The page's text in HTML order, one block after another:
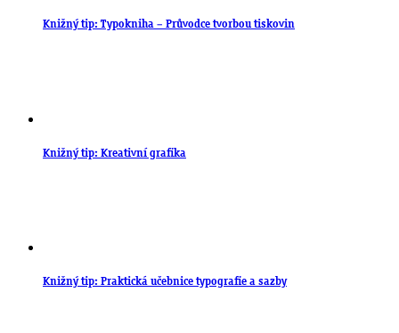
Knižný tip: Typokniha – Průvodce tvorbou tiskovin
Knižný tip: Kreativní grafika
Knižný tip: Praktická učebnice typografie a sazby